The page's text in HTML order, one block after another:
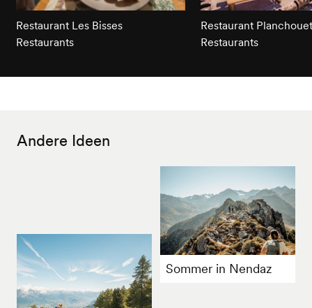
Restaurant Les Bisses
Restaurants
Restaurant Planchouet
Restaurants
Andere Ideen
Sommer in Nendaz